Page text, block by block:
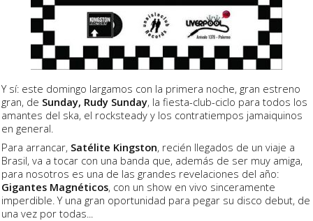
Y sí: este domingo largamos con la primera noche, gran estreno
gran, de Sunday, Rudy Sunday, la fiesta-club-ciclo para todos los
amantes del ska, el rocksteady y los contratiempos jamaiquinos
en general.
Para arrancar, Satélite Kingston, recién llegados de un viaje a
Brasil, va a tocar con una banda que, además de ser muy amiga,
para nosotros es una de las grandes revelaciones del año:
Gigantes Magnéticos, con un show en vivo sinceramente
imperdible. Y una gran oportunidad para pegar su disco debut, de
una vez por todas...